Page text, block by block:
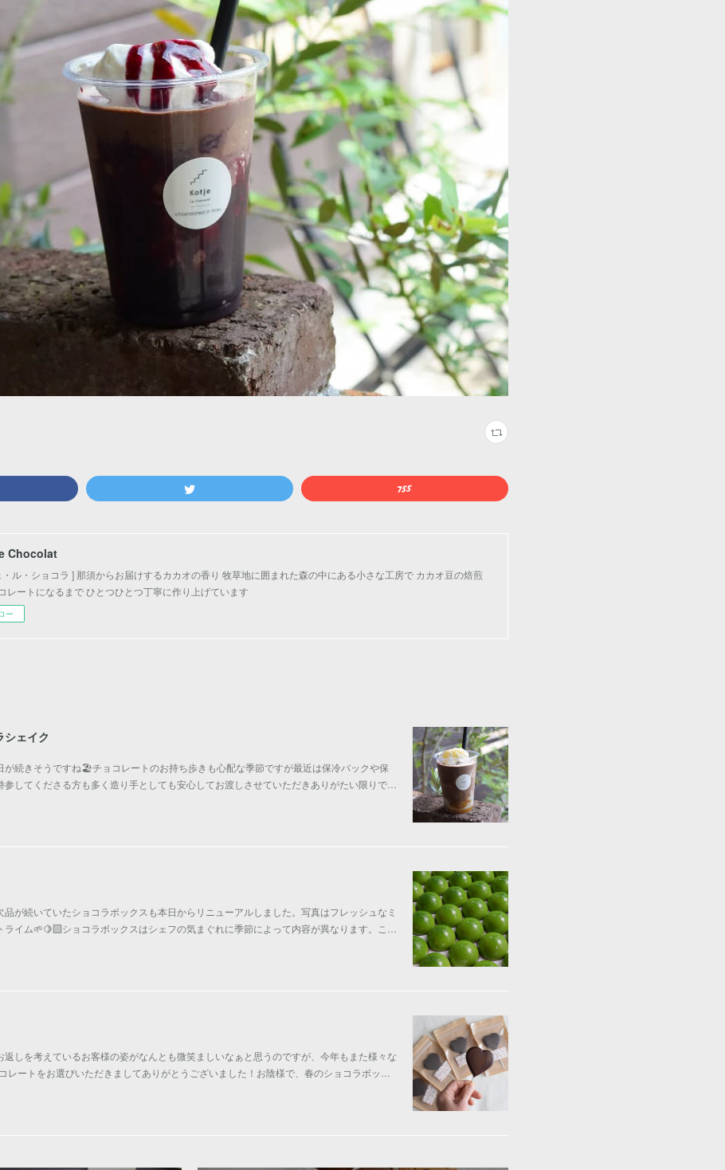
Chocolat
ル・ショコラ ] 那須からお届けするカカオの香り 牧草地に囲まれた森の中にある小さな工房で カカオ豆の焙煎
レートになるまで ひとつひとつ丁寧に作り上げています
ー
シェイク
が続きそうですね🏖️チョコレートのお持ち歩きも心配な季節ですが最近は保冷バックや保
してくださる方も多く造り手としても安心してお渡しさせていただきありがたい限りで…
が続いていたショコラボックスも本日からリニューアルしました。写真はフレッシュなミ
イム🌱🍋‍🟩ショコラボックスはシェフの気まぐれに季節によって内容が異なります。こ…
しを考えているお客様の姿がなんとも微笑ましいなぁと思うのですが、今年もまた様々な
レートをお選びいただきましてありがとうございました！お陰様で、春のショコラボッ…